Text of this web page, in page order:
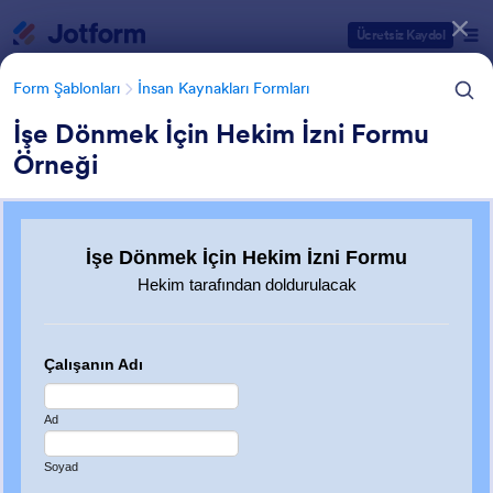
Ücretsiz Kaydol
Form Şablonları İnsan Kaynakları Formları
İşe Dönmek İçin Hekim İzni Formu
Örneği
İşe Dönüş Formları
8 Şablon
Form Şablonu Kategorileri